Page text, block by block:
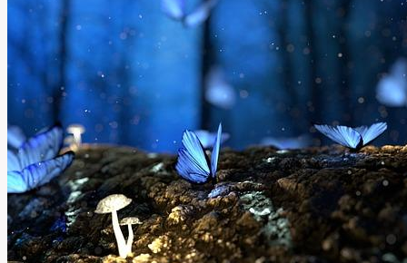
Prostředí
Léčbu